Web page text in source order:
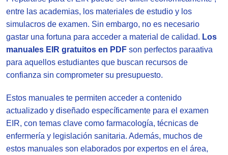
entre las academias, los materiales de estudio y los
simulacros de examen. Sin embargo, no es necesario
gastar una fortuna para acceder a material de calidad. Los
manuales EIR gratuitos en PDF son perfectos paraativa
para aquellos estudiantes que buscan recursos de
confianza sin comprometer su presupuesto.
Estos manuales te permiten acceder a contenido
actualizado y diseñado específicamente para el examen
EIR, con temas clave como farmacología, técnicas de
enfermería y legislación sanitaria. Además, muchos de
estos manuales son elaborados por expertos en el área,